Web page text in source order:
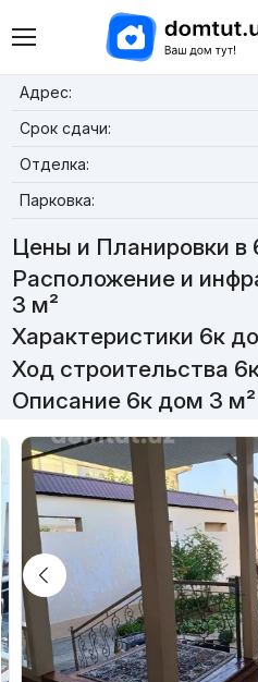
Адрес:
Срок сдачи:
Отделка:
Парковка:
Цены и Планировки в
Расположение и
3 м²
Характеристики 6к
Ход строительства
Описание 6к дом 3 м²